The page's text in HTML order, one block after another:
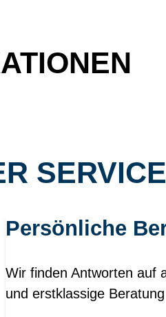
Persönliche
Wir finden Antworten auf
und erstklassige